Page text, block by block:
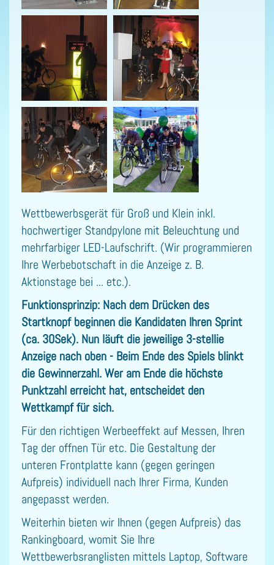
Wettbewerbsgerät für Groß und Klein inkl.
hochwertiger Standpylone mit Beleuchtung und
mehrfarbiger LED-Laufschrift. (Wir programmieren
Ihre Werbebotschaft in die Anzeige z. B.
Aktionstage bei ... etc.).
Funktionsprinzip: Nach dem Drücken des
Startknopf beginnen die Kandidaten Ihren Sprint
(ca. 30Sek). Nun läuft die jeweilige 3-stellie
Anzeige nach oben - Beim Ende des Spiels blinkt
die Gewinnerzahl. Wer am Ende die höchste
Punktzahl erreicht hat, entscheidet den
Wettkampf für sich.
Für den richtigen Werbeeffekt auf Messen, Ihren
Tag der offnen Tür etc. Die Gestaltung der
unteren Frontplatte kann (gegen geringen
Aufpreis) individuell nach Ihrer Firma, Kunden
angepasst werden.
Weiterhin bieten wir Ihnen (gegen Aufpreis) das
Rankingboard, womit Sie Ihre
Wettbewerbsranglisten mittels Laptop, Software